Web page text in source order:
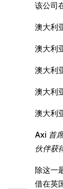
该公司
澳大利
澳大利
澳大利
澳大利
澳大利
Axi 首
伙伴获
除这一
借在英